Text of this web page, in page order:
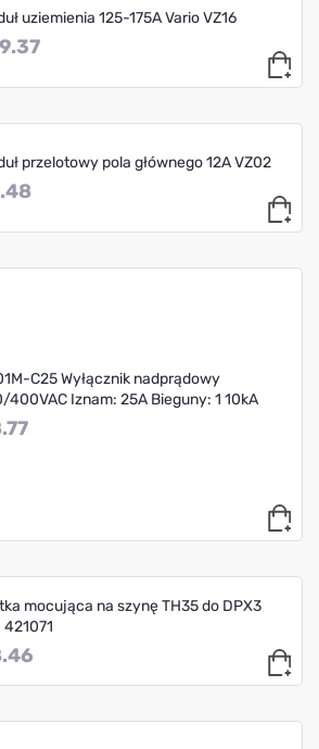
uziemienia 125-175A Vario VZ16
przelotowy pola głównego 12A VZ02
C25 Wyłącznik nadprądowy
400VAC Iznam: 25A Bieguny: 1 10kA
mocująca na szynę TH35 do DPX3
421071